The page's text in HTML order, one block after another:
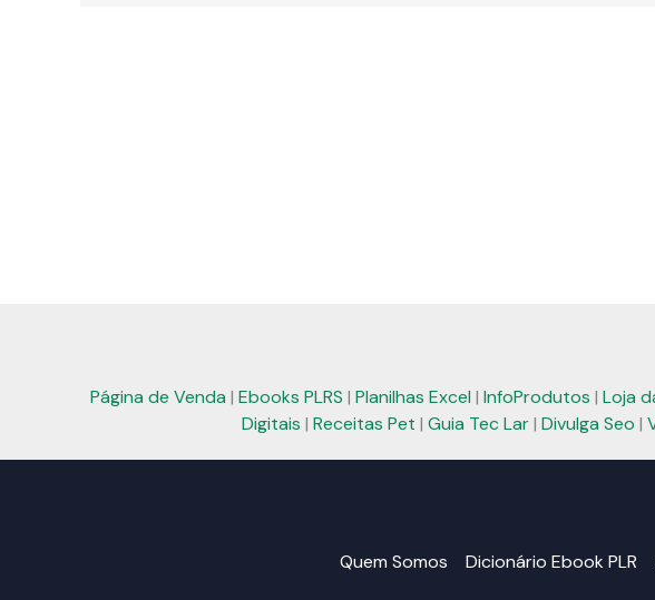
Página de Venda | Ebooks PLRS | Planilhas Excel | InfoProdutos | Loja
Digitais | Receitas Pet | Guia Tec Lar| Divulga Seo |
Quem Somos Dicionário Ebook PLR